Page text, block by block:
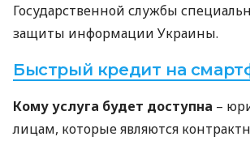
Государственной службы
защиты информации Украины.
Быстрый кредит на
Кому услуга будет доступна –
лицам, которые являются